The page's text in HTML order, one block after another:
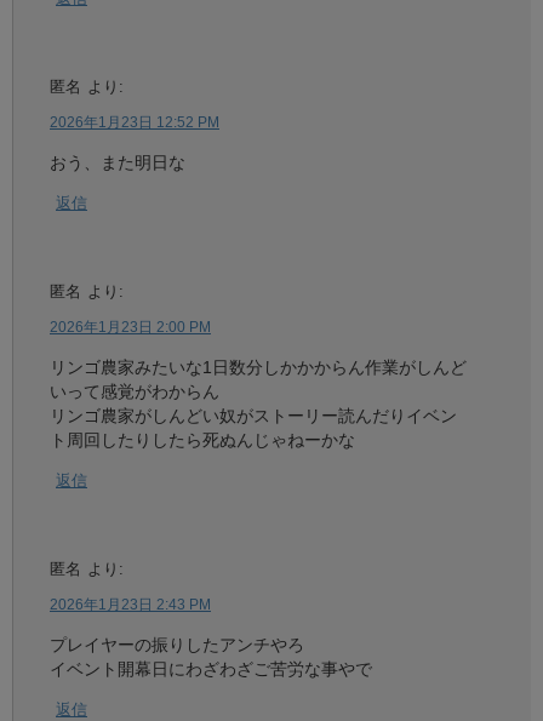
匿名 より:
2026年1月23日 12:52 PM
おう、また明日な
返信
匿名 より:
2026年1月23日 2:00 PM
リンゴ農家みたいな1日数分しかかからん作業がしんど
いって感覚がわからん
リンゴ農家がしんどい奴がストーリー読んだりイベン
ト周回したりしたら死ぬんじゃねーかな
返信
匿名 より:
2026年1月23日 2:43 PM
プレイヤーの振りしたアンチやろ
イベント開幕日にわざわざご苦労な事やで
返信